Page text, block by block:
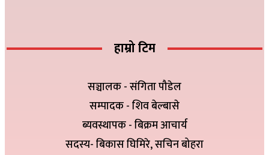
हाम्रो टिम
सञ्चालक - संगिता पौडेल
सम्पादक - शिव बेल्बासे
ब्यवस्थापक - बिक्रम आचार्य
सदस्य- बिकास घिमिरे, सचिन बोहरा